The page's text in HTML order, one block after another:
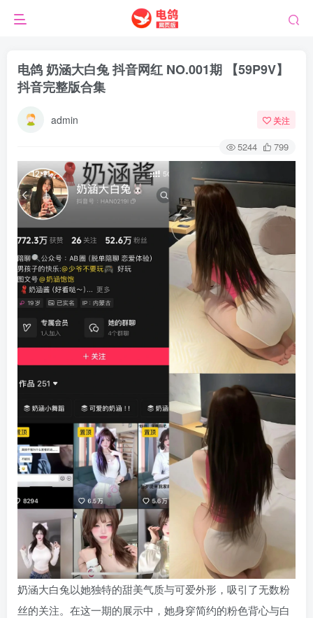
电鸽 奶涵大白兔 抖音网红 NO.001期 【59P9V】
抖音完整版合集
admin 关注
5244 799
奶涵大白兔以她独特的甜美气质与可爱外形，吸引了无数粉
丝的关注。在这一期的展示中，她身穿简约的粉色背心与白